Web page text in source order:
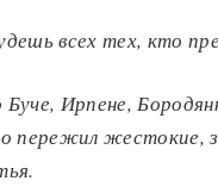
всех тех, кто
Ирпене,
пережил жестокие,
.